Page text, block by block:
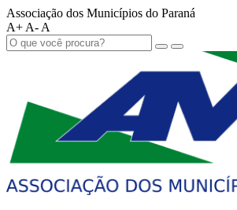
Associação dos Municípios do Paraná
A+ A- A